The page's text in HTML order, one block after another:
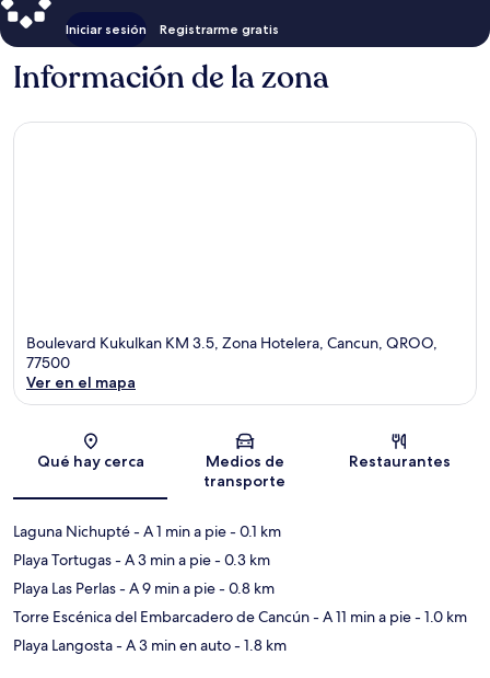
Iniciar sesión Registrarme gratis
Información de la zona
Boulevard Kukulkan KM 3.5, Zona Hotelera, Cancun, QROO,
77500
Ver en el mapa
Qué hay cerca
Medios de
transporte
Restaurantes
Laguna Nichupté- A 1 min a pie- 0.1 km
Playa Tortugas- A 3 min a pie- 0.3 km
Playa Las Perlas- A 9 min a pie- 0.8 km
Torre Escénica del Embarcadero de Cancún- A 11 min a pie- 1.0 km
Playa Langosta- A 3 min en auto- 1.8 km